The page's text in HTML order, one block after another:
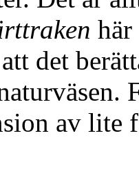
här
det
av lite